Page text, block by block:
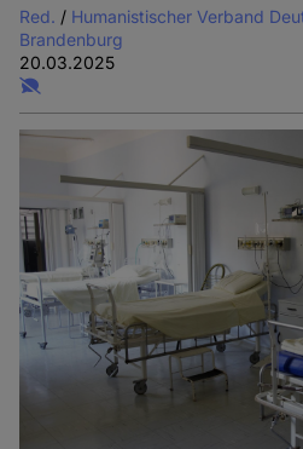
Red. / Humanistischer Verband
Brandenburg
20.03.2025